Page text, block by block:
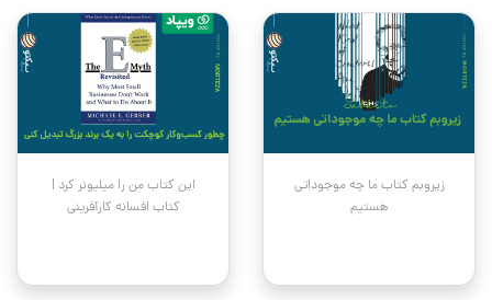
زیروبم کتاب ما چه موجوداتی
هستیم
این کتاب من را میلیونر کرد |
کتاب افسانه کارآفرینی